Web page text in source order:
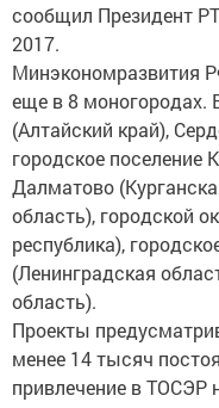
сообщил Президент
2017.
Минэкономразвития
еще в 8 моногородах.
(Алтайский край),
городское поселение
Далматово
область), городской
республика),
(Ленинградская
область).
Проекты
менее 14 тысяч
привлечение в ТОСЭР